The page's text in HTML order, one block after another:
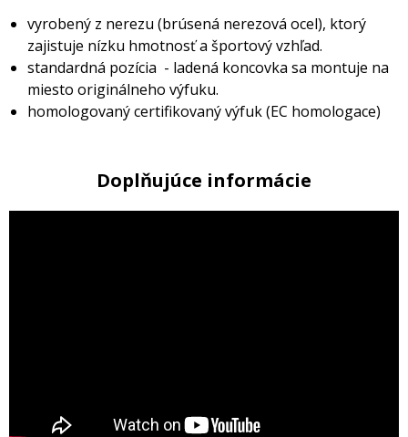
vyrobený z nerezu (brúsená nerezová ocel), ktorý
zajistuje nízku hmotnosť a športový vzhľad.
standardná pozícia - ladená koncovka sa montuje na
miesto originálneho výfuku.
homologovaný certifikovaný výfuk (EC homologace)
Doplňujúce informácie